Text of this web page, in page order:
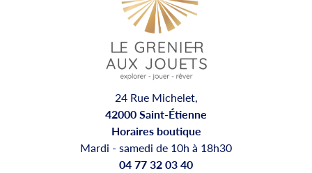
24 Rue Michelet,
42000 Saint-Étienne
Horaires boutique
Mardi - samedi de 10h à 18h30
04 77 32 03 40